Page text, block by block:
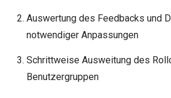
Auswertung des Feedbacks und
notwendiger Anpassungen
Schrittweise Ausweitung des
Benutzergruppen